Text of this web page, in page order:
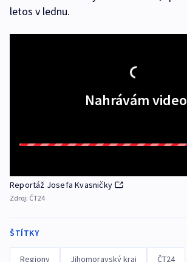
letos v lednu.
Nahrávám video
Reportáž Josefa Kvasničky
Zdroj: ČT24
ŠTÍTKY
Regiony Jihomoravský kraj ČT24